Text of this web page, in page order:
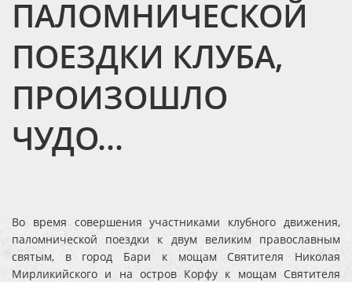
ПАЛОМНИЧЕСКОЙ
ПОЕЗДКИ КЛУБА,
ПРОИЗОШЛО
ЧУДО...
Во время совершения участниками клубного движения,
паломнической поездки к двум великим православным
святым, в город Бари к мощам Святителя Николая
Мирликийского и на остров Корфу к мощам Святителя